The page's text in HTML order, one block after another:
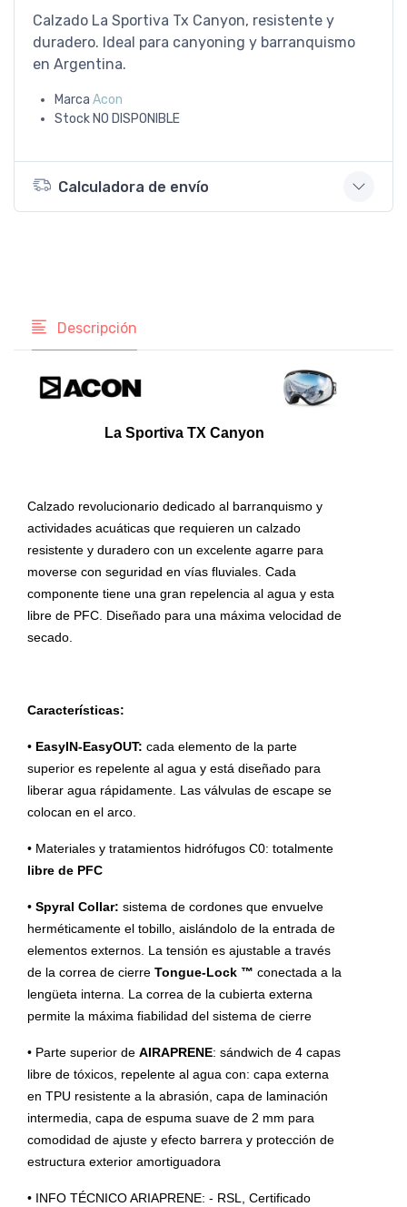
Calzado La Sportiva Tx Canyon, resistente y
duradero. Ideal para canyoning y barranquismo
en Argentina.
Marca Acon
Stock NO DISPONIBLE
Calculadora de envío
Descripción
La Sportiva TX Canyon
Calzado revolucionario dedicado al barranquismo y
actividades acuáticas que requieren un calzado
resistente y duradero con un excelente agarre para
moverse con seguridad en vías fluviales. Cada
componente tiene una gran repelencia al agua y esta
libre de PFC. Diseñado para una máxima velocidad de
secado.
Características:
• EasyIN-EasyOUT: cada elemento de la parte
superior es repelente al agua y está diseñado para
liberar agua rápidamente. Las válvulas de escape se
colocan en el arco.
• Materiales y tratamientos hidrófugos C0: totalmente
libre de PFC
• Spyral Collar: sistema de cordones que envuelve
herméticamente el tobillo, aislándolo de la entrada de
elementos externos. La tensión es ajustable a través
de la correa de cierre Tongue-Lock ™ conectada a la
lengüeta interna. La correa de la cubierta externa
permite la máxima fiabilidad del sistema de cierre
• Parte superior de AIRAPRENE: sándwich de 4 capas
libre de tóxicos, repelente al agua con: capa externa
en TPU resistente a la abrasión, capa de laminación
intermedia, capa de espuma suave de 2 mm para
comodidad de ajuste y efecto barrera y protección de
estructura exterior amortiguadora
• INFO TÉCNICO ARIAPRENE: - RSL, Certificado